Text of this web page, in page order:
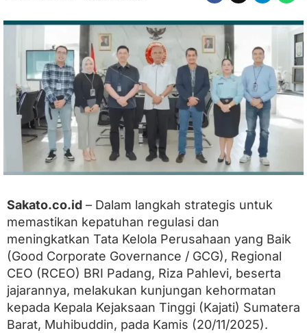
g
i
n
e
r
g
i
d
e
n
g
a
K
e
j
a
i
S
u
m
a
Sakato.co.id – Dalam langkah strategis untuk
memastikan kepatuhan regulasi dan
meningkatkan Tata Kelola Perusahaan yang Baik
(Good Corporate Governance / GCG), Regional
CEO (RCEO) BRI Padang, Riza Pahlevi, beserta
jajarannya, melakukan kunjungan kehormatan
kepada Kepala Kejaksaan Tinggi (Kajati) Sumatera
Barat, Muhibuddin, pada Kamis (20/11/2025).